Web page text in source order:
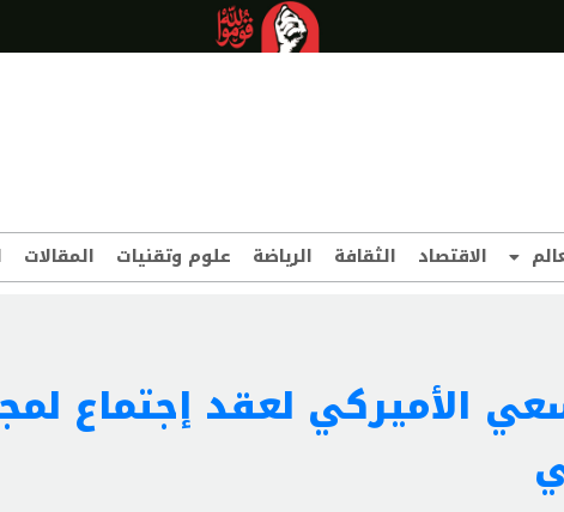
الاقتصاد الثقافة الرياضة علوم وتقنيات المقالات
الأميركي لعقد إجتماع